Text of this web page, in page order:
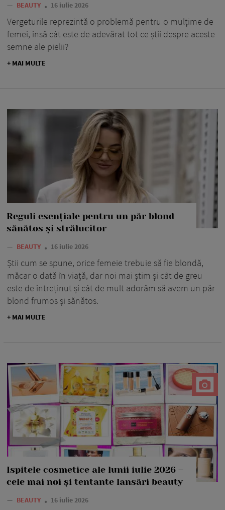
— BEAUTY 16 iulie 2026
Vergeturile reprezintă o problemă pentru o mulțime de
femei, însă cât este de adevărat tot ce știi despre aceste
semne ale pielii?
+ MAI MULTE
Reguli esențiale pentru un păr blond
sănătos și strălucitor
— BEAUTY 16 iulie 2026
Știi cum se spune, orice femeie trebuie să fie blondă,
măcar o dată în viață, dar noi mai știm și cât de greu
este de întreținut și cât de mult adorăm să avem un păr
blond frumos și sănătos.
+ MAI MULTE
Ispitele cosmetice ale lunii iulie 2026 –
cele mai noi și tentante lansări beauty
— BEAUTY 16 iulie 2026